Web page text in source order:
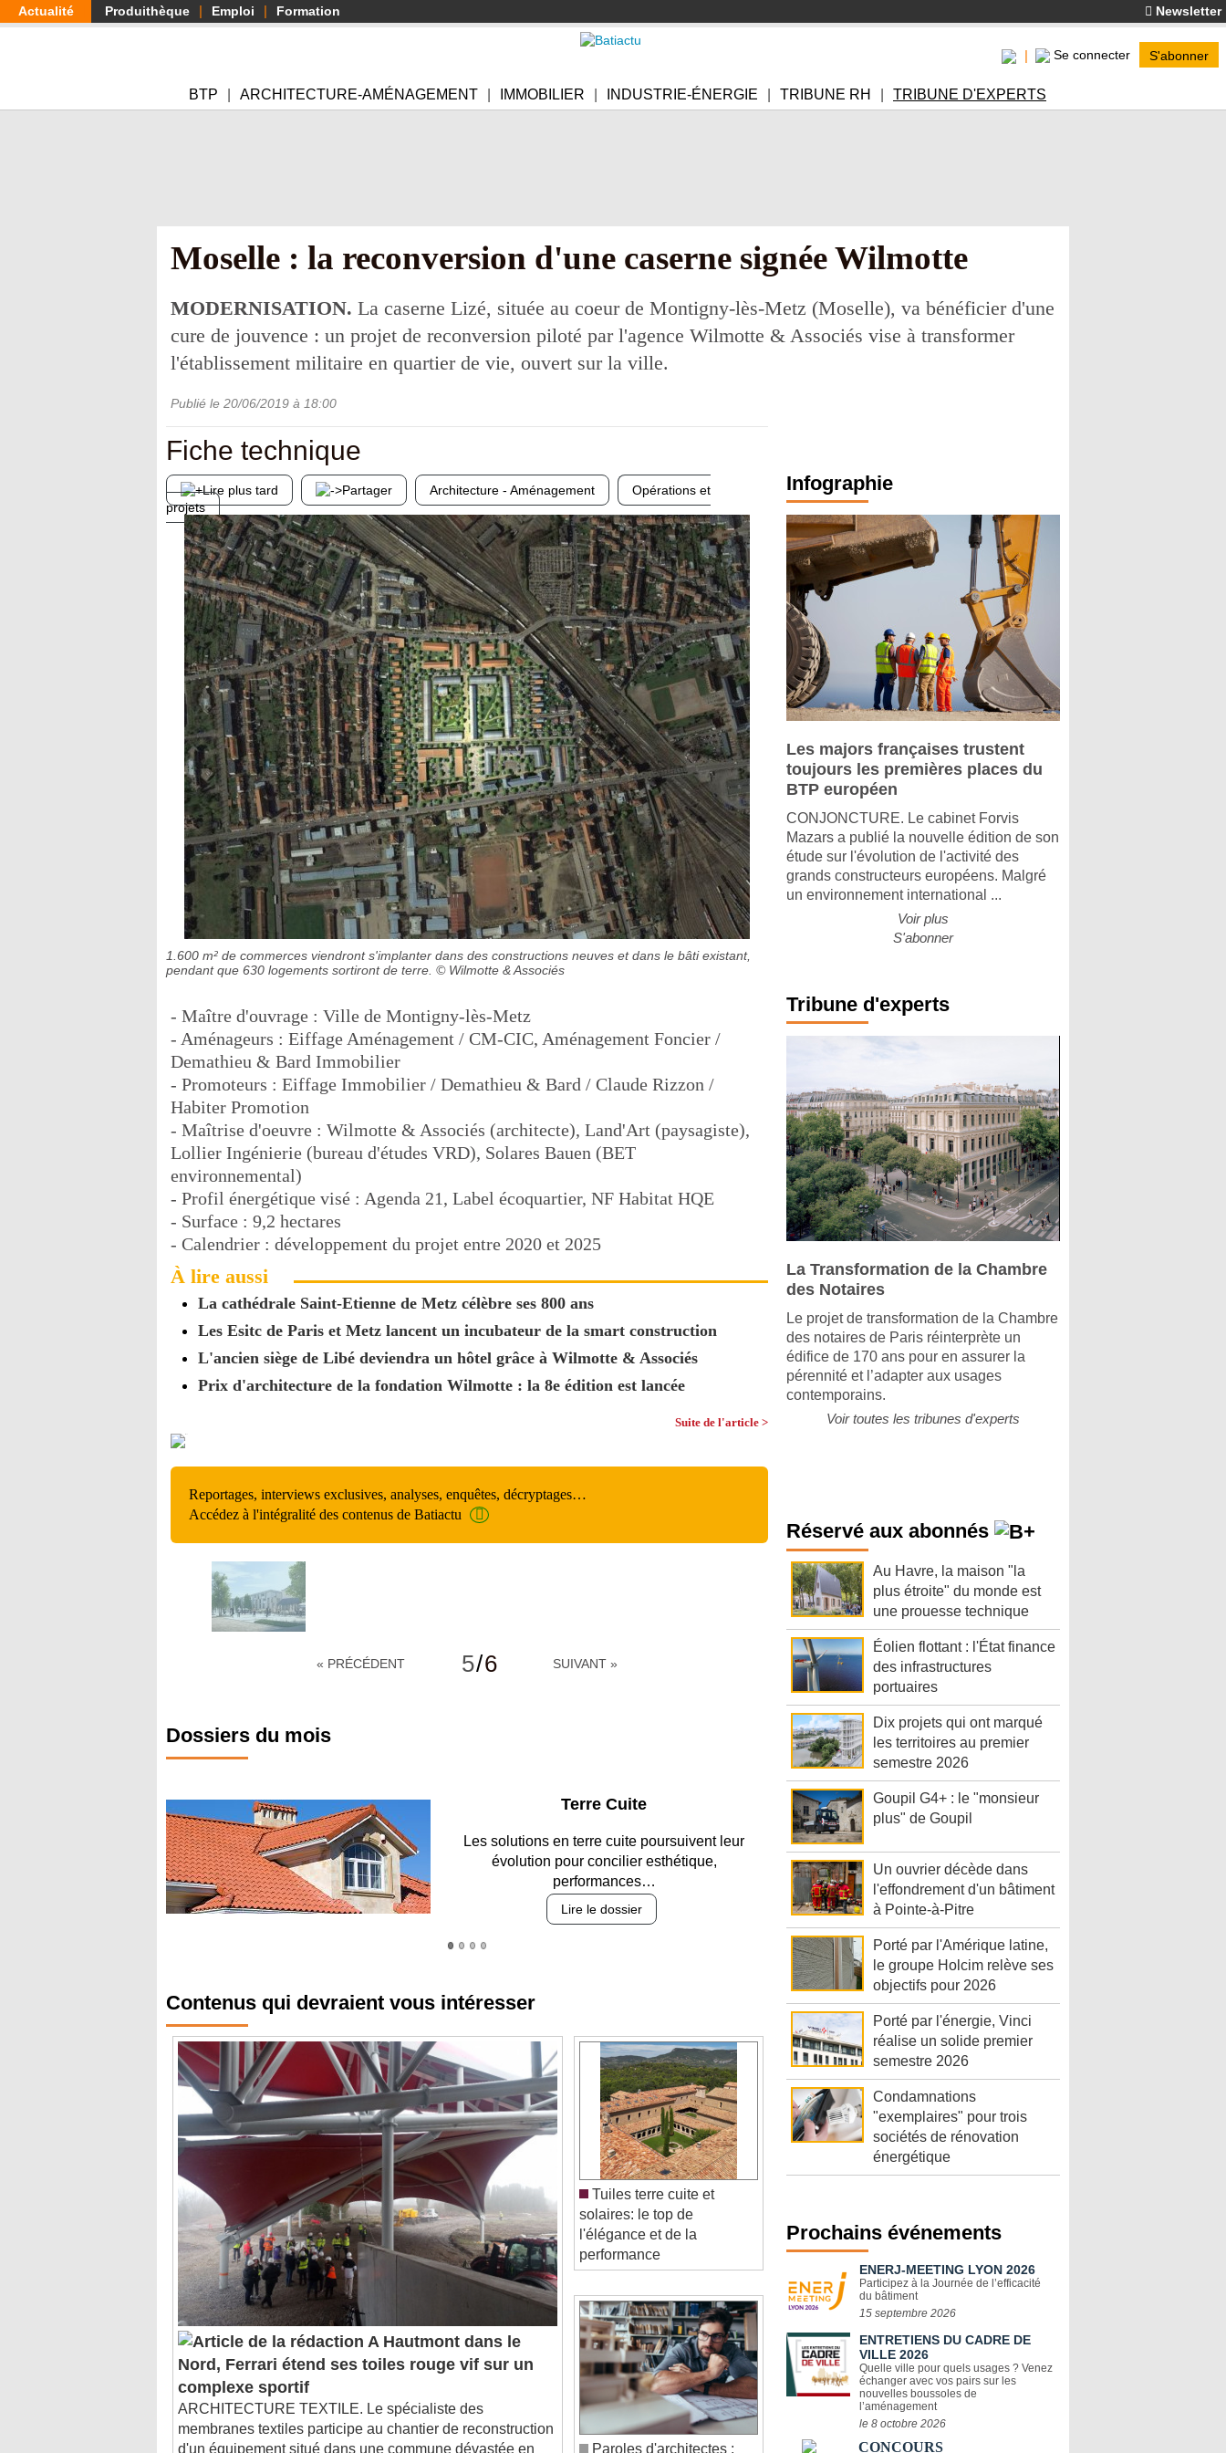
Aller
au
Actualité Produithèque Emploi Formation Newsletter
Se connecter S'abonner
BTP ARCHITECTURE-AMÉNAGEMENT IMMOBILIER INDUSTRIE-ÉNERGIE TRIBUNE RH TRIBUNE D'EXPERTS
Moselle : la reconversion d'une caserne signée Wilmotte
MODERNISATION. La caserne Lizé, située au coeur de Montigny-lès-Metz (Moselle), va bénéficier d'une
cure de jouvence : un projet de reconversion piloté par l'agence Wilmotte & Associés vise à transformer
l'établissement militaire en quartier de vie, ouvert sur la ville.
Publié le 20/06/2019 à 18:00
Fiche technique
Lire plus tard Partager Architecture - Aménagement
Opérations et
projets
1.600 m² de commerces viendront s'implanter dans des constructions neuves et dans le bâti existant,
pendant que 630 logements sortiront de terre. © Wilmotte & Associés
- Maître d'ouvrage : Ville de Montigny-lès-Metz
- Aménageurs : Eiffage Aménagement / CM-CIC, Aménagement Foncier /
Demathieu & Bard Immobilier
- Promoteurs : Eiffage Immobilier / Demathieu & Bard / Claude Rizzon /
Habiter Promotion
- Maîtrise d'oeuvre : Wilmotte & Associés (architecte), Land'Art (paysagiste),
Lollier Ingénierie (bureau d'études VRD), Solares Bauen (BET
environnemental)
- Profil énergétique visé : Agenda 21, Label écoquartier, NF Habitat HQE
- Surface : 9,2 hectares
- Calendrier : développement du projet entre 2020 et 2025
À lire aussi
La cathédrale Saint-Etienne de Metz célèbre ses 800 ans
Les Esitc de Paris et Metz lancent un incubateur de la smart construction
L'ancien siège de Libé deviendra un hôtel grâce à Wilmotte & Associés
Prix d'architecture de la fondation Wilmotte : la 8e édition est lancée
Suite de l'article >
Reportages, interviews exclusives, analyses, enquêtes, décryptages…
Accédez à l'intégralité des contenus de Batiactu
« PRÉCÉDENT 5/6 SUIVANT »
Dossiers du mois
Parking et garages
Entre circulation, sécurisation des accès, durabilité
des revêtements et intégration…
Lire le dossier
Nord, Ferrari étend ses toiles rouge vif sur un
complexe sportif
ARCHITECTURE TEXTILE. Le spécialiste des
membranes textiles participe au chantier de reconstruction
d'un équipement situé dans une commune dévastée en
2008 par une tornade qui provoqua la mort de quatre
Tuiles terre cuite et
solaires: le top de
l'élégance et de la
performance
Paroles d'architectes :
des témoignages en toute
Infographie
Les majors françaises trustent
toujours les premières places du
BTP européen
CONJONCTURE. Le cabinet Forvis
Mazars a publié la nouvelle édition de son
étude sur l'évolution de l'activité des
grands constructeurs européens. Malgré
un environnement international ...
Voir plus
S'abonner
Tribune d'experts
La Transformation de la Chambre
des Notaires
Le projet de transformation de la Chambre
des notaires de Paris réinterprète un
édifice de 170 ans pour en assurer la
pérennité et l’adapter aux usages
contemporains.
Voir toutes les tribunes d'experts
Réservé aux abonnés
Au Havre, la maison "la
plus étroite" du monde est
une prouesse technique
Éolien flottant : l'État finance
des infrastructures
portuaires
Dix projets qui ont marqué
les territoires au premier
semestre 2026
Goupil G4+ : le "monsieur
plus" de Goupil
Un ouvrier décède dans
l'effondrement d'un bâtiment
à Pointe-à-Pitre
Porté par l'Amérique latine,
le groupe Holcim relève ses
objectifs pour 2026
Porté par l'énergie, Vinci
réalise un solide premier
semestre 2026
Condamnations
"exemplaires" pour trois
sociétés de rénovation
énergétique
Prochains événements
ENERJ-MEETING LYON 2026
Participez à la Journée de l’efficacité
du bâtiment
15 septembre 2026
ENTRETIENS DU CADRE DE
VILLE 2026
Quelle ville pour quels usages ? Venez
échanger avec vos pairs sur les
nouvelles boussoles de
l’aménagement
le 8 octobre 2026
CONCOURS